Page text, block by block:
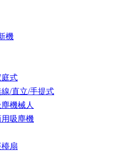
機
庭式
線/直立/手提式
塵機械人
用吸塵機
檯扇